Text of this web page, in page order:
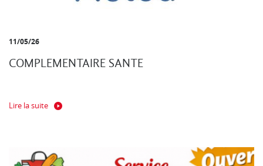
11/05/26
COMPLEMENTAIRE SANTE
Lire la suite